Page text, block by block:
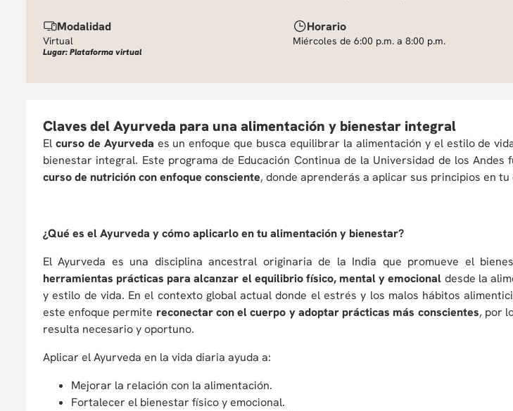
Modalidad
Virtual
Lugar: Plataforma virtual
Horario
Miércoles de 6:00 p.m. a 8:00 p.m.
Claves del Ayurveda para una alimentación y bienestar integral
El curso de Ayurveda es un enfoque que busca equilibrar la alimentación y el estilo de
bienestar integral. Este programa de Educación Continua de la Universidad de los Andes
curso de nutrición con enfoque consciente, donde aprenderás a aplicar sus principios en tu
¿Qué es el Ayurveda y cómo aplicarlo en tu alimentación y bienestar?
El Ayurveda es una disciplina ancestral originaria de la India que promueve el
herramientas prácticas para alcanzar el equilibrio físico, mental y emocional desde la
y estilo de vida. En el contexto global actual donde el estrés y los malos hábitos
este enfoque permite reconectar con el cuerpo y adoptar prácticas más conscientes, por
resulta necesario y oportuno.
Aplicar el Ayurveda en la vida diaria ayuda a:
Mejorar la relación con la alimentación.
Fortalecer el bienestar físico y emocional.